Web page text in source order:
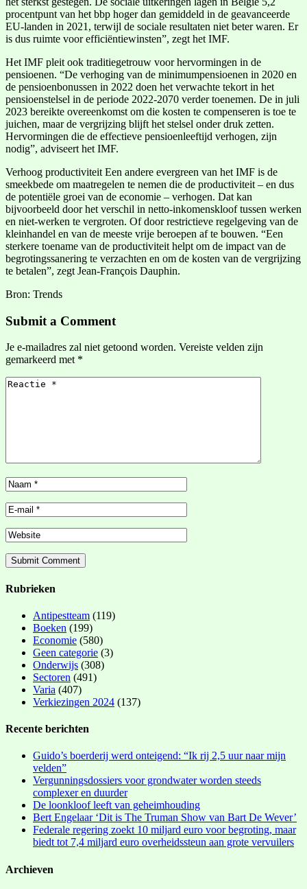
procentpunt van het bbp hoger dan gemiddeld in de geavanceerde
EU-landen in 2021, terwijl de sociale resultaten niet beter waren. Er
is dus ruimte voor efficiëntiewinsten”, zegt het IMF.
Het IMF pleit ook traditiegetrouw voor hervormingen in de
pensioenen. “De verhoging van de minimumpensioenen in 2020 en
de pensioenbonussen in 2022 doen het verwachte tekort in het
pensioenstelsel in de periode 2022-2070 verder toenemen. De in juli
2023 bereikte overeenkomst om die kosten te compenseren is toe te
juichen, maar de vergrijzing blijft het stelsel onder druk zetten.
Hervormingen die de effectieve pensioenleeftijd verhogen, zijn
nodig”, adviseert het IMF.
Verhoog productiviteit Een andere evergreen van het IMF is de
smeekbede om maatregelen te nemen die de productiviteit – en dus
de potentiële groei van de economie – verhogen. Dat kan
bijvoorbeeld door het verschil in netto-inkomenskloof tussen werken
en niet-werken te vergroten. Of door restrictieve regelgeving van de
kleinhandel en van de meeste vrije beroepen af te bouwen. “Een
sterkere toename van de productiviteit helpt om de impact van de
begrotingssanering te verzachten en om de kosten van de vergrijzing
te betalen”, zegt Jean-François Dauphin.
Bron: Trends
Submit a Comment
Je e-mailadres zal niet getoond worden. Vereiste velden zijn
gemarkeerd met *
Rubrieken
Antipestteam (119)
Boeken (199)
Economie (580)
Geen categorie (3)
Onderwijs (308)
Sectoren (491)
Varia (407)
Verkiezingen 2024 (137)
Recente berichten
Guido’s boerderij werd onteigend: “Ik rij 2,5 uur naar mijn
velden”
Vergunningsdossiers voor grondwater worden steeds
complexer en duurder
De loonkloof leeft van geheimhouding
Bert Engelaar ‘Dit is The Truman Show van Bart De Wever’
Federale regering zoekt 10 miljard euro voor begroting, maar
biedt tot 7,4 miljard euro overheidssteun aan grote vervuilers
Archieven